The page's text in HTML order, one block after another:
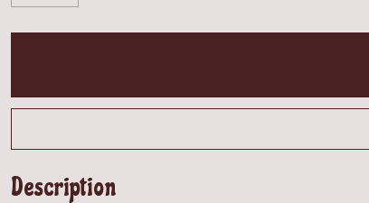
Description